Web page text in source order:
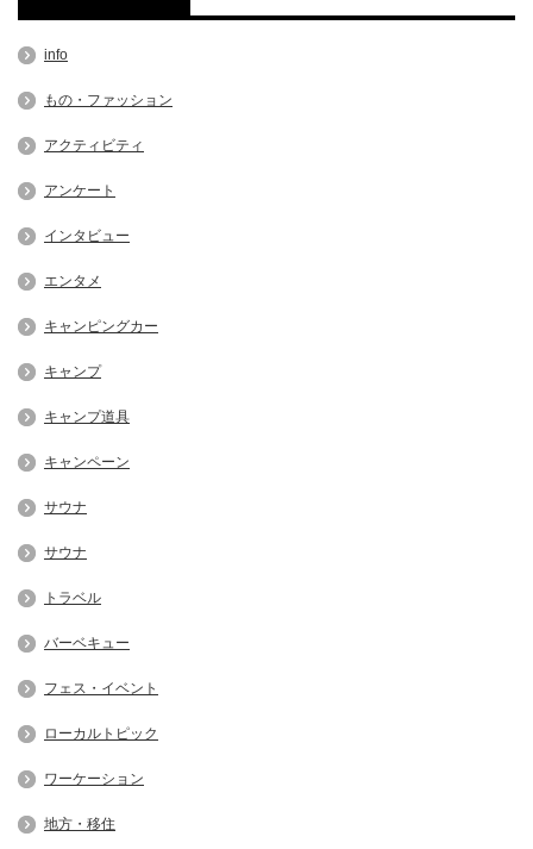
info
もの・ファッション
アクティビティ
アンケート
インタビュー
エンタメ
キャンピングカー
キャンプ
キャンプ道具
キャンペーン
サウナ
サウナ
トラベル
バーベキュー
フェス・イベント
ローカルトピック
ワーケーション
地方・移住